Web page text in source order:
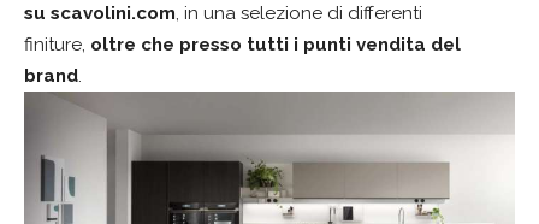
su scavolini.com , in una selezione di differenti
finiture, oltre che presso tutti i punti vendita del
brand